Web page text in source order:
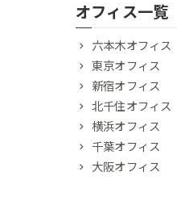
オフィス一覧
六本木オフィス
東京オフィス
新宿オフィス
北千住オフィス
横浜オフィス
千葉オフィス
大阪オフィス